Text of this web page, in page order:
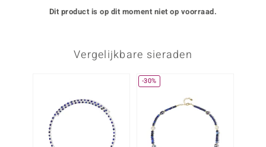
Dit product is op dit moment niet op voorraad.
Vergelijkbare sieraden
-30%